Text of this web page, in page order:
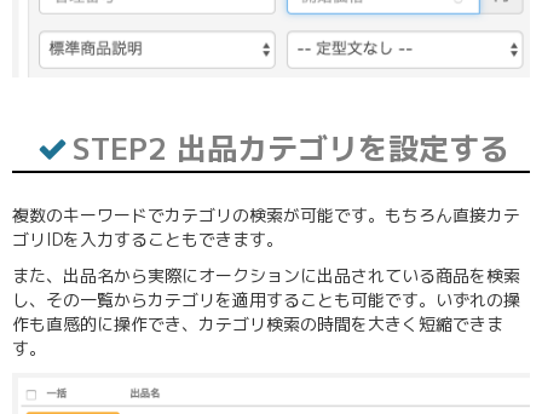
STEP2 出品カテゴリを設定する
複数のキーワードでカテゴリの検索が可能です。もちろん直接カテ
ゴリIDを入力することもできます。
また、出品名から実際にオークションに出品されている商品を検索
し、その一覧からカテゴリを適用することも可能です。いずれの操
作も直感的に操作でき、カテゴリ検索の時間を大きく短縮できま
す。